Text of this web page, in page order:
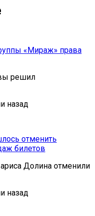
«Мираж» права
решил
назад
отменить
билетов
Долина отменили
назад